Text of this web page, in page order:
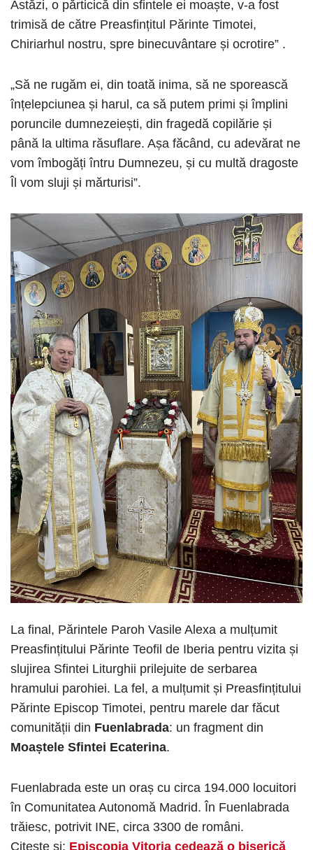
Astăzi, o părticică din sfintele ei moaște, v-a fost
trimisă de către Preasfințitul Părinte Timotei,
Chiriarhul nostru, spre binecuvântare și ocrotire” .
„Să ne rugăm ei, din toată inima, să ne sporească
înțelepciunea și harul, ca să putem primi și împlini
poruncile dumnezeiești, din fragedă copilărie și
până la ultima răsuflare. Așa făcând, cu adevărat ne
vom îmbogăți întru Dumnezeu, și cu multă dragoste
Îl vom sluji și mărturisi”.
La final, Părintele Paroh Vasile Alexa a mulțumit
Preasfințitului Părinte Teofil de Iberia pentru vizita și
slujirea Sfintei Liturghii prilejuite de serbarea
hramului parohiei. La fel, a mulțumit și Preasfințitului
Părinte Episcop Timotei, pentru marele dar făcut
comunității din Fuenlabrada: un fragment din
Moaștele Sfintei Ecaterina.
Fuenlabrada este un oraș cu circa 194.000 locuitori
în Comunitatea Autonomă Madrid. În Fuenlabrada
trăiesc, potrivit INE, circa 3300 de români.
Citește și: Episcopia Vitoria cedează o biserică